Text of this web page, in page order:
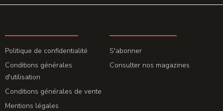
Politique de confidentialité
Conditions générales
d'utilisation
Conditions générales de vente
Mentions légales
S'abonner
Consulter nos magazines